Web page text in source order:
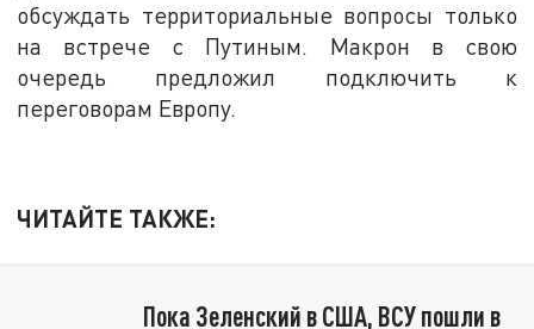
обсуждать территориальные вопросы только
на встрече с Путиным. Макрон в свою
очередь предложил подключить к
переговорам Европу.
ЧИТАЙТЕ ТАКЖЕ:
Пока Зеленский в США, ВСУ пошли в